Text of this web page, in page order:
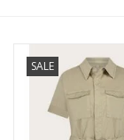
SALE